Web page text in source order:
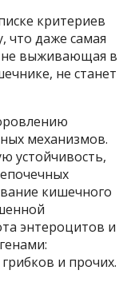
критериев
что даже самая
не выживающая в
не станет
механизмов.
устойчивость,
кишечного
энтероцитов и
и прочих.